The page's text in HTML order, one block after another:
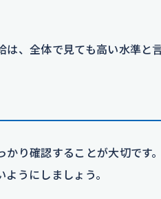
、全体で見ても高い水準と
り確認することが大切です
うにしましょう。